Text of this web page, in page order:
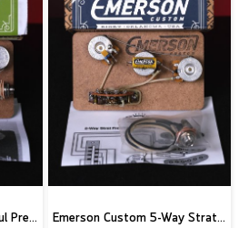
Emerson Custom Les Paul Prewired Kit Emerson Custom 5-Way Strat Prewired Kit